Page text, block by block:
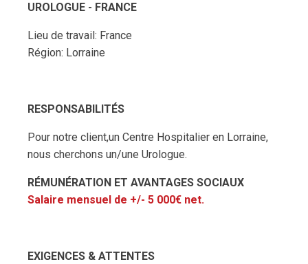
UROLOGUE - FRANCE
Lieu de travail: France
Région: Lorraine
RESPONSABILITÉS
Pour notre client,un Centre Hospitalier en Lorraine,
nous cherchons un/une Urologue.
RÉMUNÉRATION ET AVANTAGES SOCIAUX
Salaire mensuel de +/- 5 000€ net.
EXIGENCES & ATTENTES